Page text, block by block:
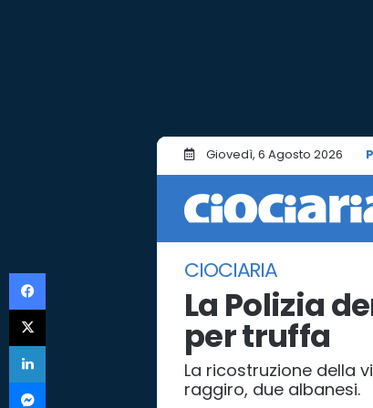
Giovedì, 6 Agosto 2026
CIOCIARIA
La Polizia
per truffa
La ricostruzione della
raggiro, due albanesi.